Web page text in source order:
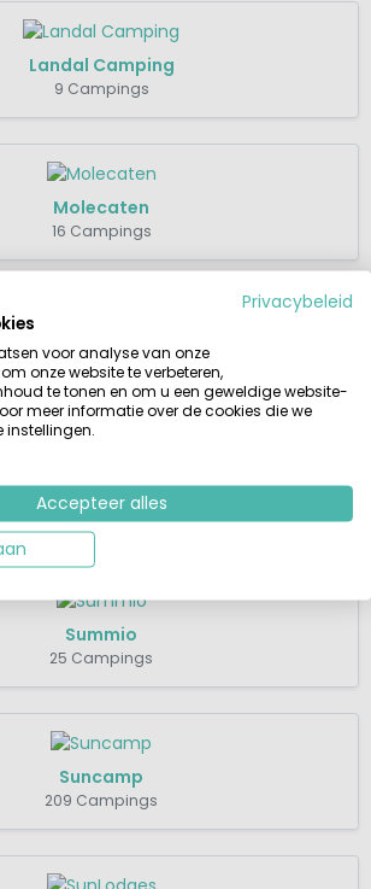
Landal Camping
9 Campings
Molecaten
16 Campings
RCN
18 Campings
Roompot Vakanties
65 Campings
Summio
25 Campings
Suncamp
209 Campings
Privacybeleid
voor analyse van onze
onze website te verbeteren,
te tonen en om u een geweldige website-
meer informatie over de cookies die we
instellingen.
Accepteer alles